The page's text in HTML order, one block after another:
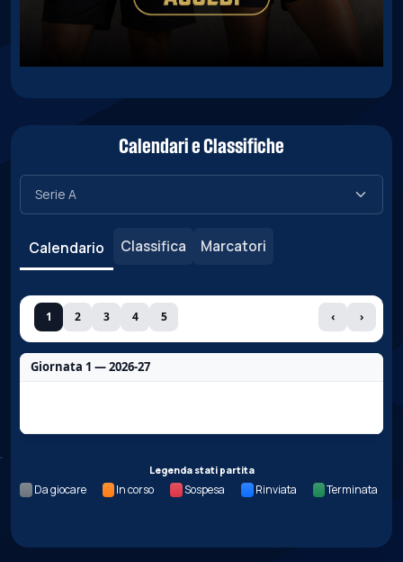
Calendari e Classifiche
Calendario Classifica Marcatori
1 2 3 4 5 ‹ ›
Giornata 1 — 2026-27
Legenda stati partita
Da giocare In corso Sospesa Rinviata Terminata